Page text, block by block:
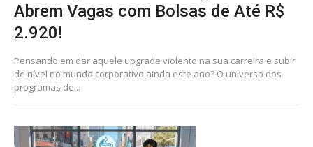
Abrem Vagas com Bolsas de Até R$
2.920!
Pensando em dar aquele upgrade violento na sua carreira e subir
de nível no mundo corporativo ainda este ano? O universo dos
programas de...